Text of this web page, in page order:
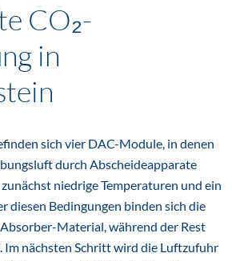
CO₂-
in
sich vier DAC-Module, in denen
durch Abscheideapparate
niedrige Temperaturen und ein
diesen Bedingungen binden sich die
Material, während der Rest
nächsten Schritt wird die Luftzufuhr